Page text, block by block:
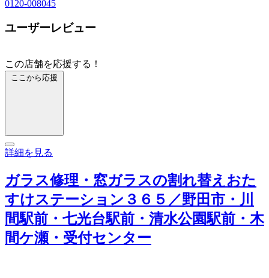
0120-008045
ユーザーレビュー
この店舗を応援する！
ここから応援
詳細を見る
ガラス修理・窓ガラスの割れ替えおた
すけステーション３６５／野田市・川
間駅前・七光台駅前・清水公園駅前・木
間ケ瀬・受付センター